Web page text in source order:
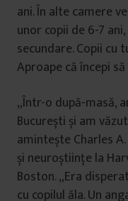
ani. În alte camere
unor copii de 6-7
secundare. Copii cu
Aproape că începi
„Într-o după-masă,
București și am
amintește Charles
și neuroștiințe la
Boston. „Era
cu copilul ăla. Un